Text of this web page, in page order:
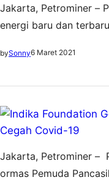
Jakarta, Petrominer –
energi baru dan
pihaknya telah
bySonny6 Maret 2021
Jakarta, Petrominer –
ormas Pemuda